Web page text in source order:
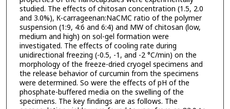
studied. The effects of chitosan concentration (1.5, 2.0
and 3.0%), К-carrageenan:NaCMC ratio of the polymer
suspension (1:9, 4:6 and 6:4) and MW of chitosan (low,
medium and high) on sol-gel formation were
investigated. The effects of cooling rate during
unidirectional freezing (-0.5, -1, and -2 °C/min) on the
morphology of the freeze-dried cryogel specimens and
the release behavior of curcumin from the specimens
were determined. So were the effects of pH of the
phosphate-buffered media on the swelling of the
specimens. The key findings are as follows. The